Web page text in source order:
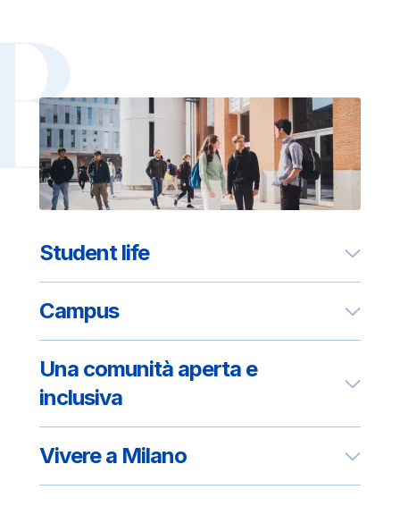
Student life
Campus
Una comunità aperta e
inclusiva
Vivere a Milano